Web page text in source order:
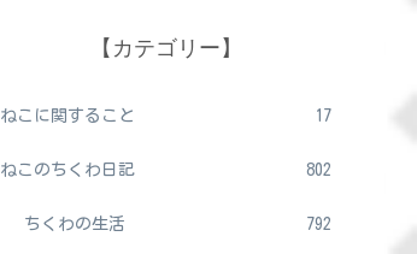
【カテゴリー】
ねこに関すること 17
ねこのちくわ日記 802
ちくわの生活 792